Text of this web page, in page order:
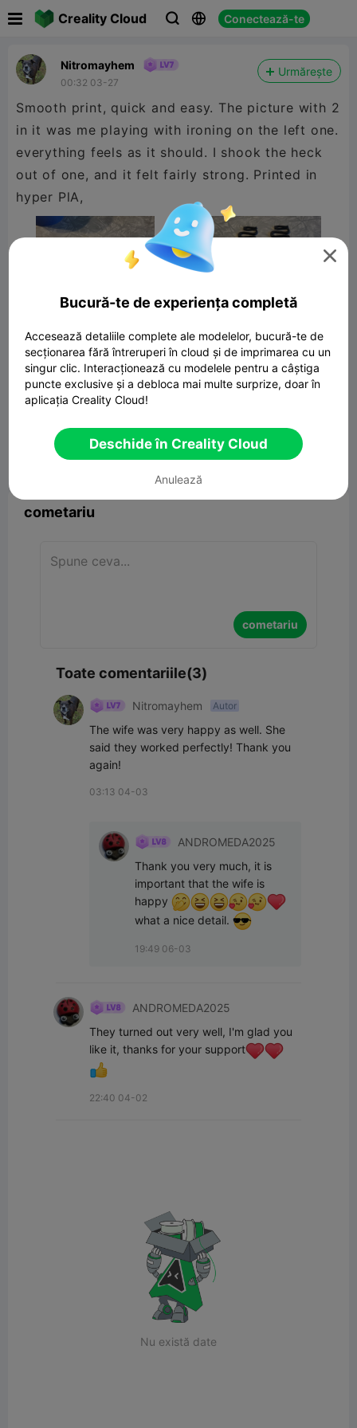
Creality Cloud   Conectează-te
Nitromayhem
00:32 03-27
Urmărește
Smooth print, quick and easy. The picture with 2
in it was me playing with ironing on the left one.
everything feels as it should. I shook the heck
out of one, and it felt fairly strong. Printed in
hyper PlA,
ROOT BRAID SUPPORT.
cometariu
cometariu
Toate comentariile(3)
Nitromayhem Autor
The wife was very happy as well. She
said they worked perfectly! Thank you
again!
03:13 04-03
ANDROMEDA2025
Thank you very much, it is
important that the wife is
happy
what a nice detail.
19:49 06-03
ANDROMEDA2025
They turned out very well, I'm glad you
like it, thanks for your support
22:40 04-02
Nu există date

Bucură-te de experiența completă
Accesează detaliile complete ale modelelor, bucură-te de
secționarea fără întreruperi în cloud și de imprimarea cu un
singur clic. Interacționează cu modelele pentru a câștiga
puncte exclusive și a debloca mai multe surprize, doar în
aplicația Creality Cloud!
Deschide în Creality Cloud
Anulează